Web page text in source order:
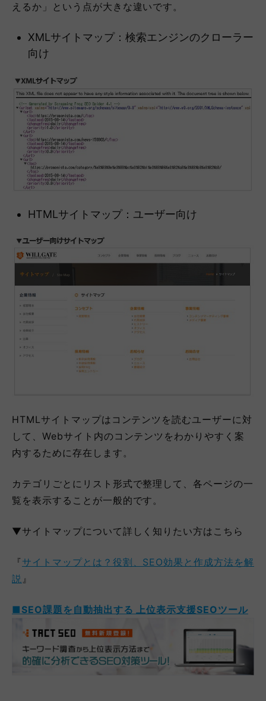
えるか」という点が大きな違いです。
XMLサイトマップ：検索エンジンのクローラー
向け
HTMLサイトマップ：ユーザー向け
HTMLサイトマップはコンテンツを読むユーザーに対
して、Webサイト内のコンテンツをわかりやすく案
内するために存在します。
カテゴリごとにリスト形式で整理して、各ページの一
覧を表示することが一般的です。
▼サイトマップについて詳しく知りたい方はこちら
『 サイトマップとは？役割、SEO効果と作成方法を解
説 』
■SEO課題を自動抽出する 上位表示支援SEOツール